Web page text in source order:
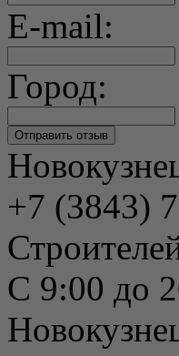
E-mail:
Город:
+7 (3843)
С 9:00 до